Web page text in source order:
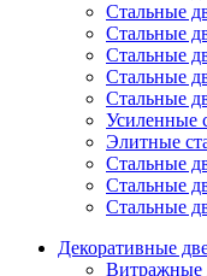
Стальные
Стальные
Стальные
Стальные
Стальные
Усиленные
Элитные
Стальные
Стальные
Стальные
Декоративные
Витражные
Если вы не хотите,
настройте